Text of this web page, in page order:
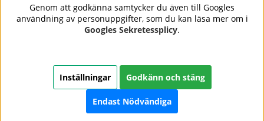
Nails Body and Beautyerbjuder professionell hudvård,
nagellack och makeup från ledande varumärken som OPI,
kvalitet, omtanke och resultat – med snabb och trygg
leverans, säkra betalningar och ett sortiment som speglar
Genom att godkänna samtycker du även till Googles
användning av personuppgifter, som du kan läsa mer om i
Googles Sekretessplicy.
Inställningar Godkänn och stäng
Endast Nödvändiga